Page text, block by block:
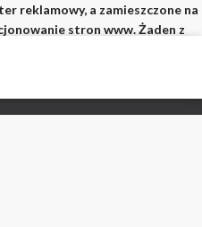
reklamowy, a zamieszczone na
stron www. Żaden z
a wszystkie zostały